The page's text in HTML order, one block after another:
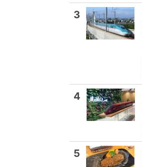
3
4
5